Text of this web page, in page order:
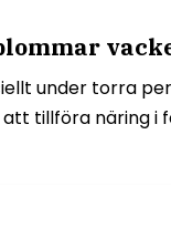
under torra
tillföra näring i